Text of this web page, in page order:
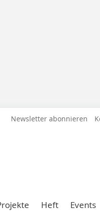
Newsletter abonnieren
Heft Events